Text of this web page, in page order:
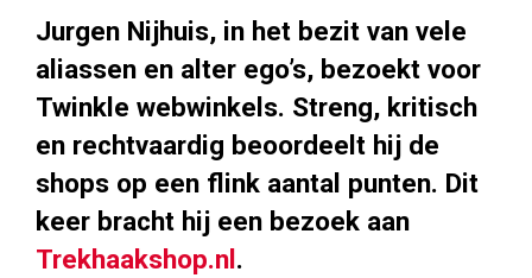
Jurgen Nijhuis, in het bezit van vele
aliassen en alter ego’s, bezoekt voor
Twinkle webwinkels. Streng, kritisch
en rechtvaardig beoordeelt hij de
shops op een flink aantal punten. Dit
keer bracht hij een bezoek aan
Trekhaakshop.nl .